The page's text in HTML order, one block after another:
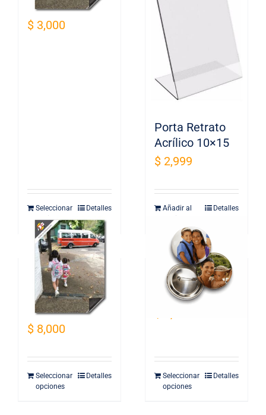
opciones
la
de
producto
9×13
$ 3,000
Seleccionar
opciones
Detalles
Porta Retrato
Acrílico 10×15
$ 2,999
Añadir al
carrito
Detalles
Revelado Imán
15×21
$ 8,000
Seleccionar
opciones
Detalles
Pin 5.5 cm
Seleccionar
opciones
Detalles